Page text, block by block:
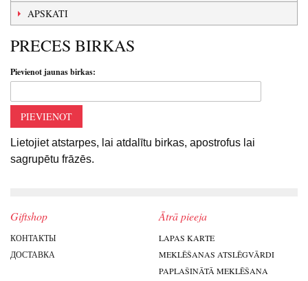
APSKATI
PRECES BIRKAS
Pievienot jaunas birkas:
PIEVIENOT
Lietojiet atstarpes, lai atdalītu birkas, apostrofus lai
sagrupētu frāzēs.
Giftshop
КОНТАКТЫ
ДОСТАВКА
Ātrā pieeja
LAPAS KARTE
MEKLĒŠANAS ATSLĒGVĀRDI
PAPLAŠINĀTĀ MEKLĒŠANA